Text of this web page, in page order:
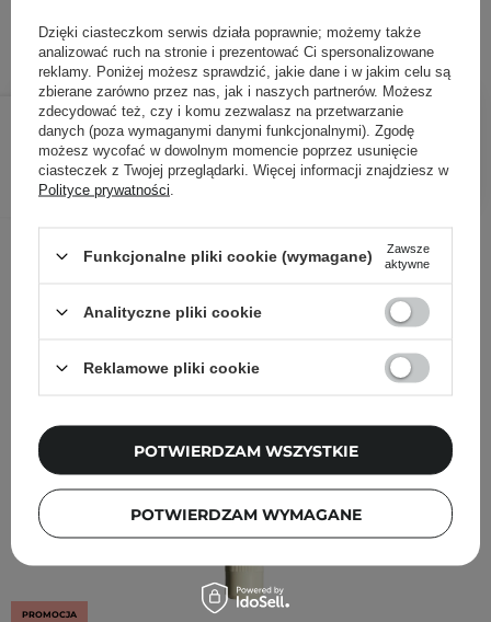
65,00 zł / szt.
DODAJ DO KOSZYKA
Inni klienci sprawdzali również
PROMOCJA
Dzięki ciasteczkom serwis działa poprawnie; możemy także
analizować ruch na stronie i prezentować Ci spersonalizowane
reklamy. Poniżej możesz sprawdzić, jakie dane i w jakim celu są
zbierane zarówno przez nas, jak i naszych partnerów. Możesz
zdecydować też, czy i komu zezwalasz na przetwarzanie
danych (poza wymaganymi danymi funkcjonalnymi). Zgodę
możesz wycofać w dowolnym momencie poprzez usunięcie
ciasteczek z Twojej przeglądarki. Więcej informacji znajdziesz w
Polityce prywatności
Funkcjonalne pliki cookie (wymagane)
Zawsze
aktywne
Analityczne pliki cookie
Reklamowe pliki cookie
POTWIERDZAM WYMAGANE
POTWIERDZAM WSZYSTKIE